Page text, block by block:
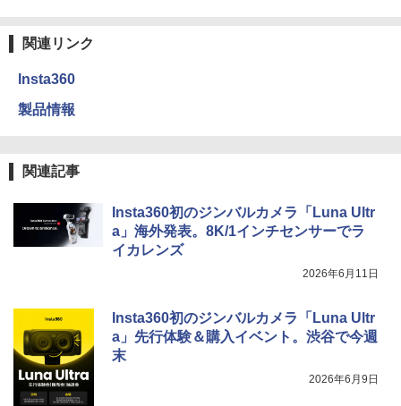
関連リンク
Insta360
製品情報
関連記事
Insta360初のジンバルカメラ「Luna Ultr
a」海外発表。8K/1インチセンサーでラ
イカレンズ
2026年6月11日
Insta360初のジンバルカメラ「Luna Ultr
a」先行体験＆購入イベント。渋谷で今週
末
2026年6月9日